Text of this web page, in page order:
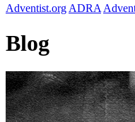
Adventist.org ADRA
Blog